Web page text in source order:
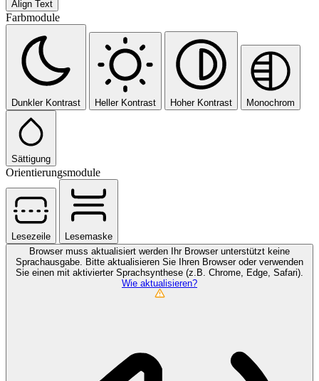
Align Text
Farbmodule
Dunkler Kontrast Heller Kontrast Hoher Kontrast Monochrom
Sättigung
Orientierungsmodule
Lesezeile
Lesemaske
Browser muss aktualisiert werden
Ihr Browser unterstützt keine
Sprachausgabe. Bitte aktualisieren Sie Ihren Browser oder verwenden
Sie einen mit aktivierter Sprachsynthese (z.B. Chrome, Edge, Safari).
Wie aktualisieren?